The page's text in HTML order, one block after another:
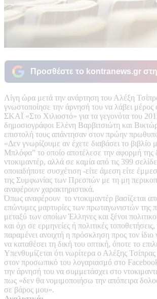
Προσθέστε το kontranews.gr
Λίγη ώρα μετά την ανάρτηση του Αλέξη
γνωστοποίησε την άρνησή του να λάβει μέρος
ΣΚΑΪ «Στο Χιλιοστό» για τα γεγονότα του
δημοσιογράφοι Ελένη Βαρβιτσιώτη και
επιστολή τους απάντησαν στον πρώην
«Δεν γνωρίζουμε αν έχετε διαβάσει το βιβλίο
Μπλόφα” το οποίο αποτέλεσε την αφορμή της
ντοκιμαντέρ, αλλά σε καμία από τις 399
οποιαδήποτε συσχέτιση -είτε άμεση είτε
της Συμφωνίας των Πρεσπών με τη μη
αναφέρουν χαρακτηριστικά.
Όπως αναφέρουν το ντοκιμαντέρ βασίζεται
επώνυμες μαρτυρίες των πρωταγωνιστών της
μεταξύ των οποίων Έλληνες και ξένοι
και όχι σε ερμηνείες ή πολιτικές τοποθετήσεις,
παραμένει ανοιχτή η πρόσκληση προς τον ίδιο
να καταθέσει τη δική του οπτική, όποτε το
Υπενθυμίζεται ότι νωρίτερα ο Αλέξης
στον προσωπικό του λογαριασμό στο
την άρνησή του να συμμετάσχει στο
πως «δεν θα νομιμοποιήσω την απόπειρα
σε βάρος μου».